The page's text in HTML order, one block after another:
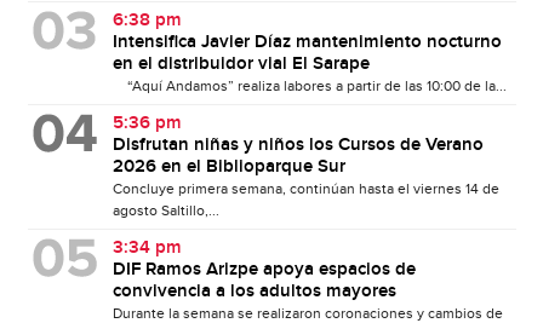
6:38 pm
Intensifica Javier Díaz mantenimiento nocturno
en el distribuidor vial El Sarape
“Aquí Andamos” realiza labores a partir de las 10:00 de la...
5:36 pm
Disfrutan niñas y niños los Cursos de Verano
2026 en el Biblioparque Sur
Concluye primera semana, continúan hasta el viernes 14 de
agosto Saltillo,...
3:34 pm
DIF Ramos Arizpe apoya espacios de
convivencia a los adultos mayores
Durante la semana se realizaron coronaciones y cambios de